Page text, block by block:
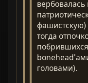
вербовалась
тогда
головами).